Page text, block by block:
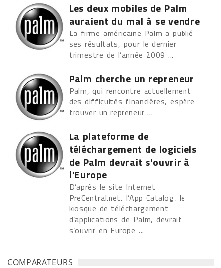
Les deux mobiles de Palm
auraient du mal à se vendre
La firme américaine Palm a publié
ses résultats, pour le dernier
trimestre de l’année 2009 ...
Palm cherche un repreneur
Palm, qui rencontre actuellement
des difficultés financières, espère
trouver un repreneur ...
La plateforme de
téléchargement de logiciels
de Palm devrait s'ouvrir à
l'Europe
D’après le site Internet
PreCentral.net, l’App Catalog, le
kiosque de téléchargement
d’applications de Palm, devrait
s’ouvrir en Europe ...
COMPARATEURS